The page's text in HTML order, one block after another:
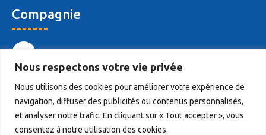
Nous respectons votre vie privée
Nous utilisons des cookies pour améliorer votre expérience de
navigation, diffuser des publicités ou contenus personnalisés,
et analyser notre trafic. En cliquant sur « Tout accepter », vous
consentez à notre utilisation des cookies.
Compagnie
1-877-395-ELAM
info@elam.ca
4020 St-Ambroise, Suite 495, Montreal, QC,
Canada H4C 2C7